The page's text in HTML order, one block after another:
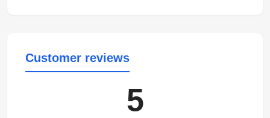
Customer reviews
5